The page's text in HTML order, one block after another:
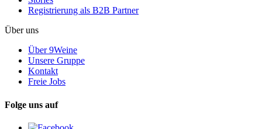
Registrierung als B2B Partner
Über uns
Über 9Weine
Unsere Gruppe
Kontakt
Freie Jobs
Folge uns auf